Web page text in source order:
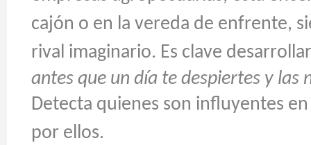
cajón o en la vereda de enfrente,
rival imaginario. Es clave
antes que un día te despiertes y las
Detecta quienes son influyentes
por ellos.